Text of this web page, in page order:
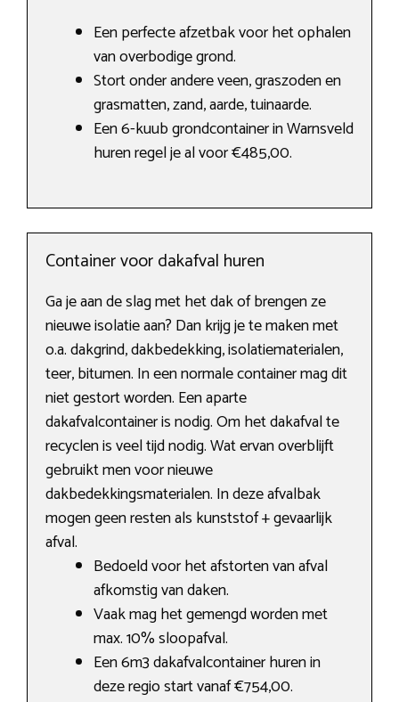
Een perfecte afzetbak voor het ophalen
van overbodige grond.
Stort onder andere veen, graszoden en
grasmatten, zand, aarde, tuinaarde.
Een 6-kuub grondcontainer in Warnsveld
huren regel je al voor €485,00.
Container voor dakafval huren
Ga je aan de slag met het dak of brengen ze
nieuwe isolatie aan? Dan krijg je te maken met
o.a. dakgrind, dakbedekking, isolatiematerialen,
teer, bitumen. In een normale container mag dit
niet gestort worden. Een aparte
dakafvalcontainer is nodig. Om het dakafval te
recyclen is veel tijd nodig. Wat ervan overblijft
gebruikt men voor nieuwe
dakbedekkingsmaterialen. In deze afvalbak
mogen geen resten als kunststof + gevaarlijk
afval.
Bedoeld voor het afstorten van afval
afkomstig van daken.
Vaak mag het gemengd worden met
max. 10% sloopafval.
Een 6m3 dakafvalcontainer huren in
deze regio start vanaf €754,00.